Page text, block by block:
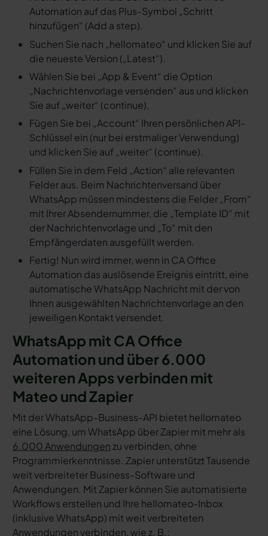
Automation auf das Plus-Symbol „Schritt
hinzufügen“ (Add a step).
Suchen Sie nach „hellomateo“ und klicken Sie auf
die neueste Version („Latest“).
Wählen Sie bei „App & Event“ die Option
„Nachrichtenvorlage versenden“ aus und klicken
Sie auf „weiter“ (continue).
Fügen Sie bei „Account“ Ihren persönlichen API-
Schlüssel ein (nur bei erstmaliger Verwendung)
und klicken Sie auf „weiter“ (continue).
Füllen Sie in dem Feld „Action“ alle relevanten
Felder aus. Beim Nachrichtenversand über
WhatsApp müssen mindestens die Felder „From“
mit Ihrer Absendernummer, die „Template ID“ mit
der Nachrichtenvorlage und „To“ mit den
Empfängerdaten ausgefüllt werden.
Fertig! Nun wird immer, wenn in CA Office
Automation das auslösende Ereignis eintritt, eine
automatische WhatsApp Nachricht mit der von
Ihnen ausgewählten Nachrichtenvorlage an den
jeweiligen Kontakt versendet.
WhatsApp mit CA Office
Automation und über 6.000
weiteren Apps verbinden mit
Mateo und Zapier
Mit der WhatsApp-Business-API bietet hellomateo
eine Lösung, um WhatsApp über Zapier mit mehr als
6.000 Anwendungenzu verbinden, ohne
Programmierkenntnisse. Zapier unterstützt Tausende
weit verbreiteter Business-Software und
Anwendungen. Mit Zapier können Sie automatisierte
Workflows erstellen und Ihre hellomateo-Inbox
(inklusive WhatsApp) mit weit verbreiteten
Anwendungen verbinden, wie z. B.: